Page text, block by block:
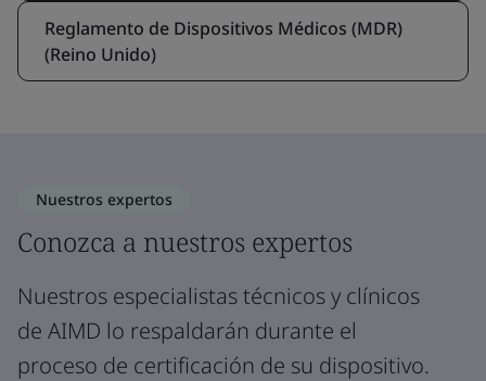
Reglamento de Dispositivos Médicos (MDR)
(Reino Unido)
Nuestros expertos
Conozca a nuestros expertos
Nuestros especialistas técnicos y clínicos
de AIMD lo respaldarán durante el
proceso de certificación de su dispositivo.